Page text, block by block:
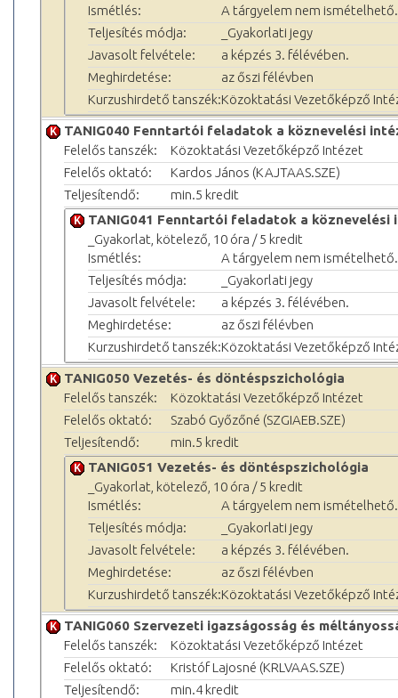
Ismétlés:
A tárgyelem nem ismételhető.
Teljesítés módja:
_Gyakorlati jegy
Javasolt felvétele:
a képzés 3. félévében.
Meghirdetése:
az őszi félévben
Kurzushirdető tanszék:Közoktatási Vezetőképző
TANIG040 Fenntartói feladatok a köznevelési
Felelős tanszék:
Közoktatási Vezetőképző Intézet
Felelős oktató:
Kardos János (KAJTAAS.SZE)
Teljesítendő:
min.5 kredit
TANIG041 Fenntartói feladatok a köznevelési
_Gyakorlat, kötelező, 10 óra / 5 kredit
Ismétlés:
A tárgyelem nem ismételhető.
Teljesítés módja:
_Gyakorlati jegy
Javasolt felvétele:
a képzés 3. félévében.
Meghirdetése:
az őszi félévben
Kurzushirdető tanszék:Közoktatási Vezetőképző
TANIG050 Vezetés- és döntéspszichológia
Felelős tanszék:
Közoktatási Vezetőképző Intézet
Felelős oktató:
Szabó Győzőné (SZGIAEB.SZE)
Teljesítendő:
min.5 kredit
TANIG051 Vezetés- és döntéspszichológia
_Gyakorlat, kötelező, 10 óra / 5 kredit
Ismétlés:
A tárgyelem nem ismételhető.
Teljesítés módja:
_Gyakorlati jegy
Javasolt felvétele:
a képzés 3. félévében.
Meghirdetése:
az őszi félévben
Kurzushirdető tanszék:Közoktatási Vezetőképző
TANIG060 Szervezeti igazságosság és
Felelős tanszék:
Közoktatási Vezetőképző Intézet
Felelős oktató:
Kristóf Lajosné (KRLVAAS.SZE)
Teljesítendő:
min.4 kredit